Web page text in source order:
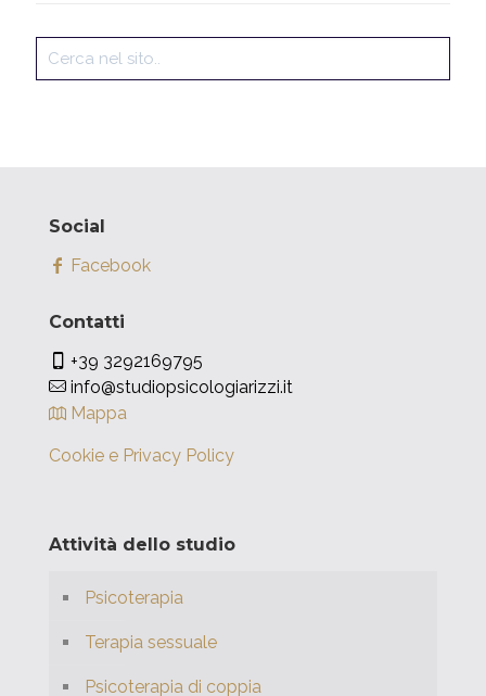
Social
Facebook
Contatti
+39 3292169795
info@studiopsicologiarizzi.it
Mappa
Cookie e Privacy Policy
Attività dello studio
Psicoterapia
Terapia sessuale
Psicoterapia di coppia